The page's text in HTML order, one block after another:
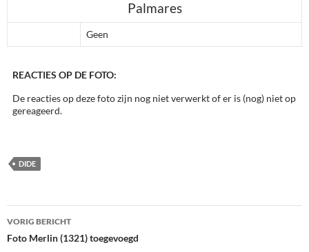
Palmares
Geen
REACTIES OP DE FOTO:
De reacties op deze foto zijn nog niet verwerkt of er is (nog) niet op
gereageerd.
DIDE
Bericht
navigatie
VORIG BERICHT
Foto Merlin (1321) toegevoegd